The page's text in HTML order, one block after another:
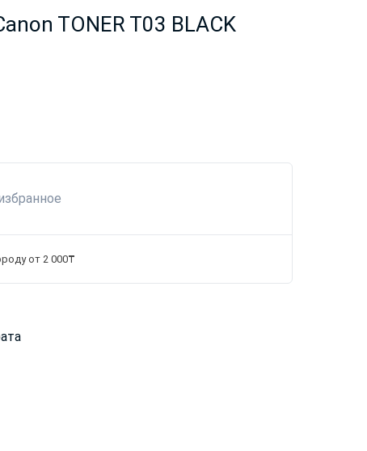
TONER T03 BLACK
от 2 000₸